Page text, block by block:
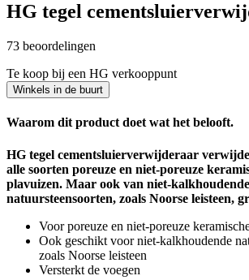
HG tegel
73 beoordelingen
Te koop bij een HG verkooppunt
Winkels in de buurt
Waarom dit product doet wat het belooft.
HG tegel cementsluierverwijderaar
alle soorten poreuze en niet-poreuze
plavuizen. Maar ook van niet-kalkhoudende
natuursteensoorten, zoals Noorse leisteen,
Voor poreuze en niet-poreuze
Ook geschikt voor niet-kalkhoudende
zoals Noorse leisteen
Versterkt de voegen